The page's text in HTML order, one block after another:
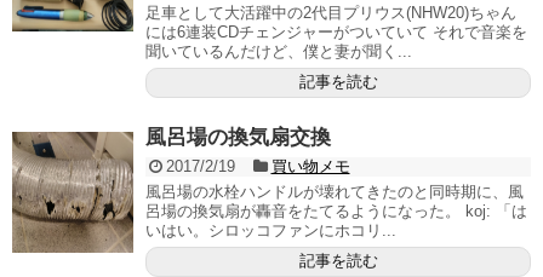
足車として大活躍中の2代目プリウス(NHW20)ちゃん
には6連装CDチェンジャーがついていて それで音楽を
聞いているんだけど、僕と妻が聞く...
記事を読む
風呂場の換気扇交換
2017/2/19
買い物メモ
風呂場の水栓ハンドルが壊れてきたのと同時期に、風
呂場の換気扇が轟音をたてるようになった。 koj: 「は
いはい。シロッコファンにホコリ...
記事を読む